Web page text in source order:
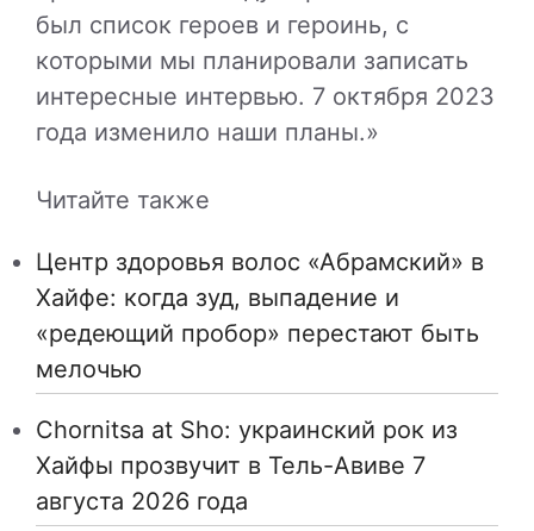
был список героев и героинь, с
которыми мы планировали записать
интересные интервью. 7 октября 2023
года изменило наши планы.»
Читайте также
Центр здоровья волос «Абрaмский» в
Хайфе: когда зуд, выпадение и
«редеющий пробор» перестают быть
мелочью
Chornitsa at Sho: украинский рок из
Хайфы прозвучит в Тель-Авиве 7
августа 2026 года